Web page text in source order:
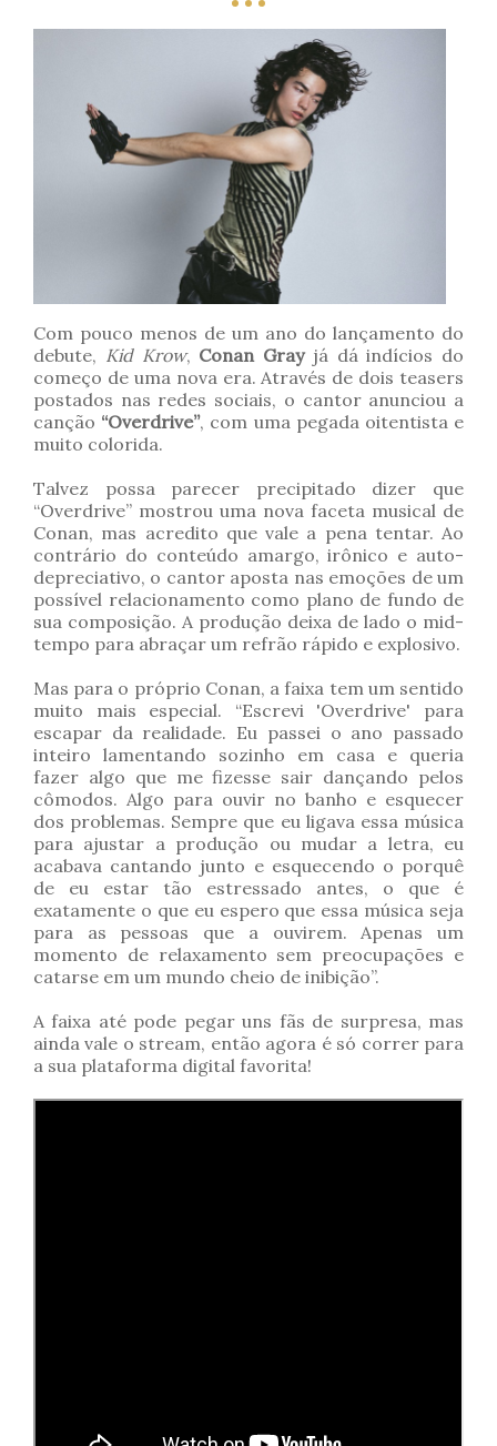
Com pouco menos de um ano do lançamento do
debute, Kid Krow, Conan Gray já dá indícios do
começo de uma nova era. Através de dois teasers
postados nas redes sociais, o cantor anunciou a
canção “Overdrive”, com uma pegada oitentista e
muito colorida.
Talvez possa parecer precipitado dizer que
“Overdrive” mostrou uma nova faceta musical de
Conan, mas acredito que vale a pena tentar. Ao
contrário do conteúdo amargo, irônico e auto-
depreciativo, o cantor aposta nas emoções de um
possível relacionamento como plano de fundo de
sua composição. A produção deixa de lado o mid-
tempo para abraçar um refrão rápido e explosivo.
Mas para o próprio Conan, a faixa tem um sentido
muito mais especial. “Escrevi 'Overdrive' para
escapar da realidade. Eu passei o ano passado
inteiro lamentando sozinho em casa e queria
fazer algo que me fizesse sair dançando pelos
cômodos. Algo para ouvir no banho e esquecer
dos problemas. Sempre que eu ligava essa música
para ajustar a produção ou mudar a letra, eu
acabava cantando junto e esquecendo o porquê
de eu estar tão estressado antes, o que é
exatamente o que eu espero que essa música seja
para as pessoas que a ouvirem. Apenas um
momento de relaxamento sem preocupações e
catarse em um mundo cheio de inibição”.
A faixa até pode pegar uns fãs de surpresa, mas
ainda vale o stream, então agora é só correr para
a sua plataforma digital favorita!